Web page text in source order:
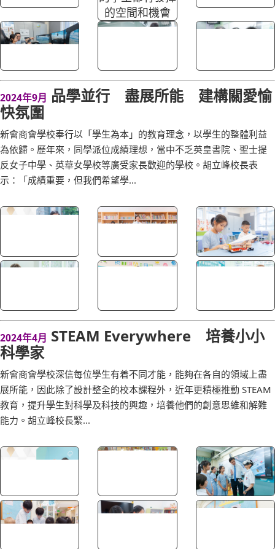
2024年9月 品學並行 盡展所能 建構關愛愉
快氛圍
新會商會學校奉行以「學生為本」的教育理念，以學生的整體利益
為依歸。歷年來，同學派位成績理想，當中不乏英皇書院、聖士提
示：「成績重要，但我們希望學...
2024年4月 STEAM Everywhere 培養小小
科學家
新會商會學校深信每位學生有着不同才能，能夠在各自的領域上盡
展所能，因此除了設計整全的校本課程外，近年更積極推動 STEAM
能力。胡立峰校長緊...